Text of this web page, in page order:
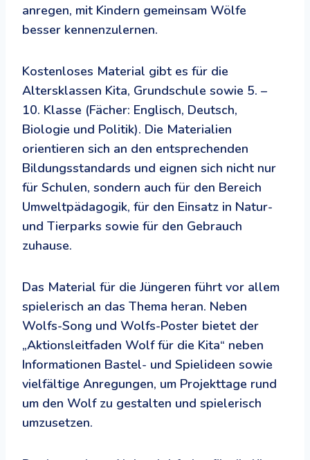
anregen, mit Kindern gemeinsam Wölfe
besser kennenzulernen.
Kostenloses Material gibt es für die
Altersklassen Kita, Grundschule sowie 5. –
10. Klasse (Fächer: Englisch, Deutsch,
Biologie und Politik). Die Materialien
orientieren sich an den entsprechenden
Bildungsstandards und eignen sich nicht nur
für Schulen, sondern auch für den Bereich
Umweltpädagogik, für den Einsatz in Natur-
und Tierparks sowie für den Gebrauch
zuhause.
Das Material für die Jüngeren führt vor allem
spielerisch an das Thema heran. Neben
Wolfs-Song und Wolfs-Poster bietet der
„Aktionsleitfaden Wolf für die Kita“ neben
Informationen Bastel- und Spielideen sowie
vielfältige Anregungen, um Projekttage rund
um den Wolf zu gestalten und spielerisch
umzusetzen.